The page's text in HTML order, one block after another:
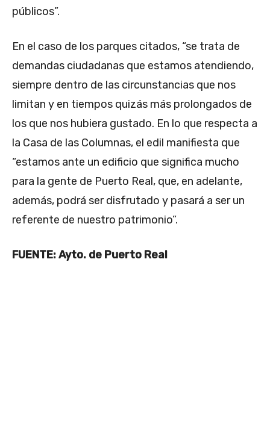
públicos”.
En el caso de los parques citados, “se trata de
demandas ciudadanas que estamos atendiendo,
siempre dentro de las circunstancias que nos
limitan y en tiempos quizás más prolongados de
los que nos hubiera gustado. En lo que respecta a
la Casa de las Columnas, el edil manifiesta que
“estamos ante un edificio que significa mucho
para la gente de Puerto Real, que, en adelante,
además, podrá ser disfrutado y pasará a ser un
referente de nuestro patrimonio”.
FUENTE: Ayto. de Puerto Real